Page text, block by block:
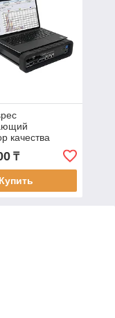
качества
Blackbox
₸
Купить